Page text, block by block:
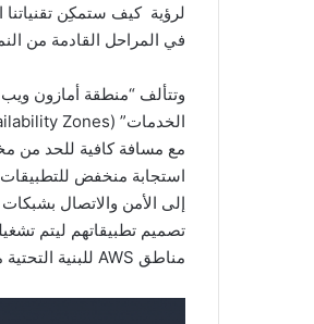
لرؤية كيف ستمكِن تقنياتنا
في المراحل القادمة من
مع مسافة كافية للحد من
استجابة منخفض للتطبيقات
تصميم تطبيقاتهم ليتم
مناطق AWS للبنية التحتية مع أعلى معايير الأمن والامتثال وحماية البيانات.